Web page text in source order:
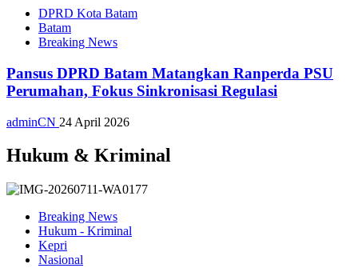
DPRD Kota Batam
Batam
Breaking News
Pansus DPRD Batam Matangkan Ranperda PSU
Perumahan, Fokus Sinkronisasi Regulasi
adminCN 24 April 2026
Hukum & Kriminal
Breaking News
Hukum - Kriminal
Kepri
Nasional